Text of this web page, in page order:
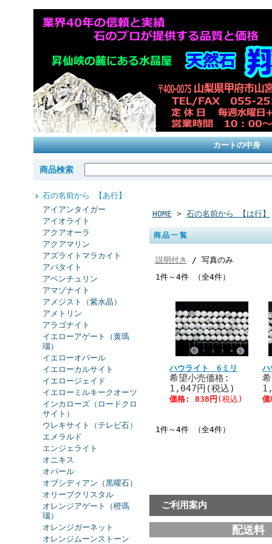
カートの中身
商品検索
石の名前から 【あ行】
アイアンタイガー
アイオライト
アクアオーラ
アクアマリン
アズライトマラカイト
アパタイト
アベンチュリン
アマゾナイト
アメジスト（紫水晶）
アメトリン
アラゴナイト
イエローアゲート（黄瑪
瑙）
イエローオパール
イエローカルサイト
イエロージェイド
イエローミルキークオーツ
インカローズ（ロードクロ
サイト）
ウレキサイト（テレビ石）
エメラルド
エンジェライト
オニキス
オパール
オブシディアン（黒曜石）
オリーブクリスタル
オレンジアゲート（橙瑪
瑙）
オレンジガーネット
オレンジムーンストーン
HOME > 石の名前から 【は行】
商品一覧
説明付き
/ 写真のみ
1件～4件 （全4件）
ハウライト 6ミリ
希望小売価格:
1,047円(税込)
価格:838円 (税込)
1件～4件 （全4件）
ご利用案内
配送料